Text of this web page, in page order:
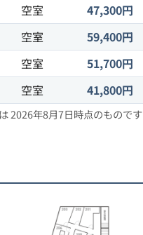
空室 47,300円
空室 59,400円
空室 51,700円
空室 41,800円
2026年8月7日時点のものです